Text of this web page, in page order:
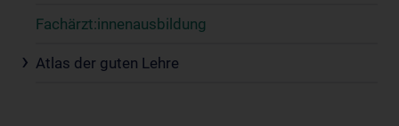
Fachärzt:innenausbildung
Atlas der guten Lehre